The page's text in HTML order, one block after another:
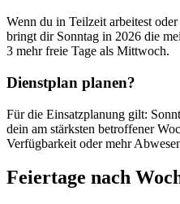
Wenn du in Teilzeit arbeitest
bringt dir Sonntag in 2026 die
3 mehr freie Tage als Mittwoch.
Dienstplan planen?
Für die Einsatzplanung gilt:
dein am stärksten betroffener
Verfügbarkeit oder mehr
Feiertage nach